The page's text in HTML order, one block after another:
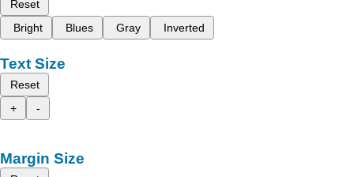
Reset
Bright
Blues Gray Inverted
Text Size
Reset
+
-
Margin Size